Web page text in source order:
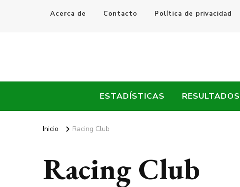
Acerca de Contacto Política de privacidad
Every Fútbol
ESTADÍSTICAS RESULTADOS
Inicio Racing Club
Racing Club